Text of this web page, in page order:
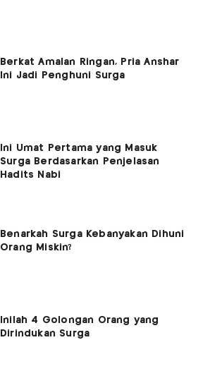
Berkat Amalan Ringan, Pria Anshar
Ini Jadi Penghuni Surga
Ini Umat Pertama yang Masuk
Surga Berdasarkan Penjelasan
Hadits Nabi
Benarkah Surga Kebanyakan Dihuni
Orang Miskin?
Inilah 4 Golongan Orang yang
Dirindukan Surga